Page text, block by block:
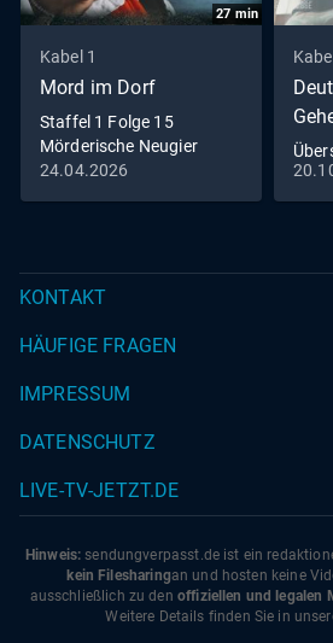
27 min
Kabel 1
Mord im Dorf
Staffel 1 Folge 15
Mörderische Neugier
24.04.2026
KONTAKT
HÄUFIGE FRAGEN
IMPRESSUM
DATENSCHUTZ
LIVE-TV-JETZT.DE
Hinweis: sendungverpasst.de ist ein
kein Filesharingan und hosten keine
ausschließlich zu den offiziellen und legalen
Weitere Details finden Sie in